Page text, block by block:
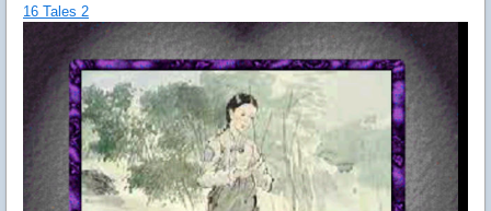
16 Tales 2